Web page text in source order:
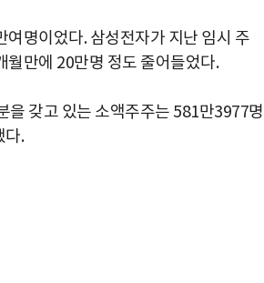
명이었다. 삼성전자가 지난 임시 주
월만에 20만명 정도 줄어들었다.
을 갖고 있는 소액주주는 581만3977명
다.